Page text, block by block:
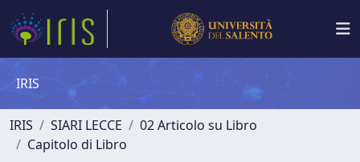
IRIS
IRIS SIARI LECCE
02 Articolo su Libro
Capitolo di Libro